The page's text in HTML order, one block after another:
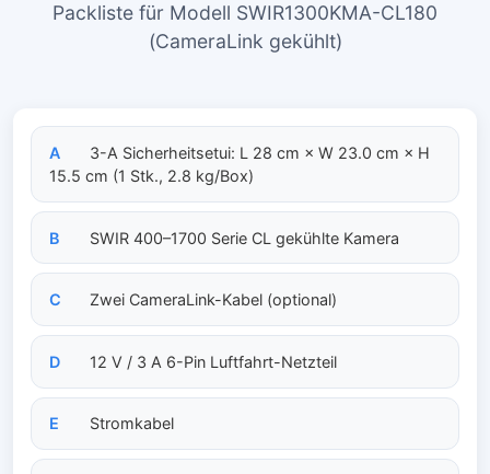
Packliste für Modell SWIR1300KMA-CL180
(CameraLink gekühlt)
A
3-A Sicherheitsetui: L 28 cm × W 23.0 cm × H
15.5 cm (1 Stk., 2.8 kg/Box)
B SWIR 400–1700 Serie CL gekühlte Kamera
C Zwei CameraLink-Kabel (optional)
D 12 V / 3 A 6-Pin Luftfahrt-Netzteil
E Stromkabel